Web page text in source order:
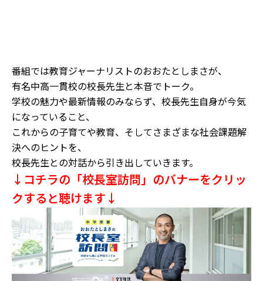
番組では教育ジャーナリストのおおたとしまさが、
有名中高一貫校の校長先生と本音でトーク。
学校の魅力や最新情報のみならず、校長先生自身が今気
になっていること、
これからの子育てや教育、そしてさまざまな社会課題解
決へのヒントを、
校長先生との対話から引き出していきます。
↓コチラの「校長室訪問」のバナーをクリッ
クすると聴けます↓